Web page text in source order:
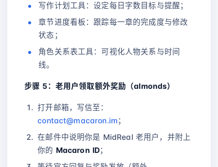
写作计划工具：设定每日字数目标与提醒；
章节进度看板：跟踪每一章的完成度与修改
状态；
角色关系表工具：可视化人物关系与时间
线。
步骤 5：老用户领取额外奖励（almonds）
打开邮箱，写信至：
contact@macaron.im；
在邮件中说明你是 MidReal 老用户，并附上
你的 Macaron ID；